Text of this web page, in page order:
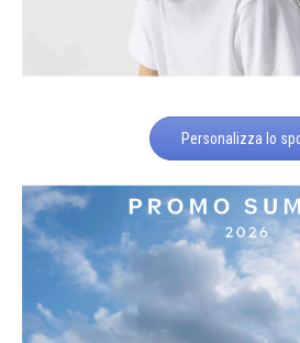
Personalizza lo